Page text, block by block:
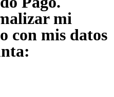
mi
con mis datos